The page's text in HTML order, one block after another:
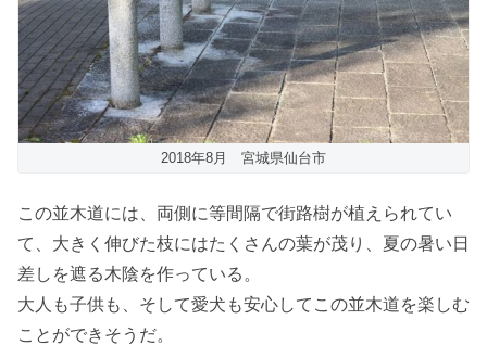
2018年8月 宮城県仙台市
この並木道には、両側に等間隔で街路樹が植えられてい
て、大きく伸びた枝にはたくさんの葉が茂り、夏の暑い日
差しを遮る木陰を作っている。
大人も子供も、そして愛犬も安心してこの並木道を楽しむ
ことができそうだ。